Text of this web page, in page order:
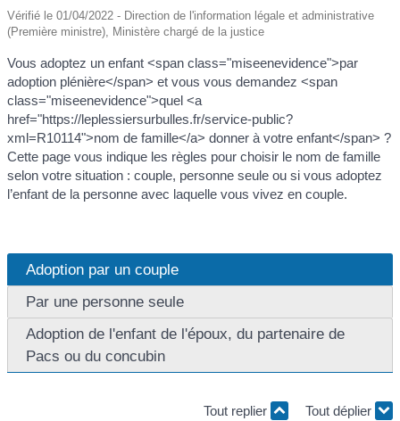
Vérifié le 01/04/2022 - Direction de l'information légale et administrative
(Première ministre), Ministère chargé de la justice
Vous adoptez un enfant <span class="miseenevidence">par
adoption plénière</span> et vous vous demandez <span
class="miseenevidence">quel <a
href="https://leplessiersurbulles.fr/service-public?
xml=R10114">nom de famille</a> donner à votre enfant</span> ?
Cette page vous indique les règles pour choisir le nom de famille
selon votre situation : couple, personne seule ou si vous adoptez
l’enfant de la personne avec laquelle vous vivez en couple.
Adoption par un couple
Par une personne seule
Adoption de l'enfant de l'époux, du partenaire de
Pacs ou du concubin
Tout replier Tout déplier